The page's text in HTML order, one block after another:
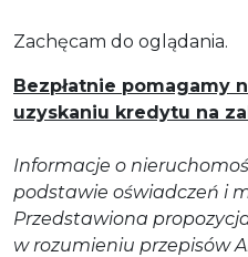
Zachęcam do oglądania.
Bezpłatnie pomagamy
uzyskaniu kredytu na
Informacje o
podstawie oświadczeń i
Przedstawiona
w rozumieniu przepisów